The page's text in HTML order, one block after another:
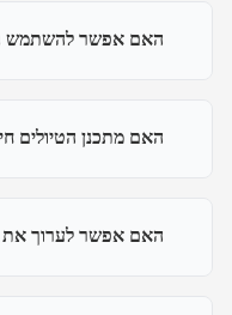
האם אפשר להשתמש
האם מתכנן הטיולים
האם אפשר לערוך את